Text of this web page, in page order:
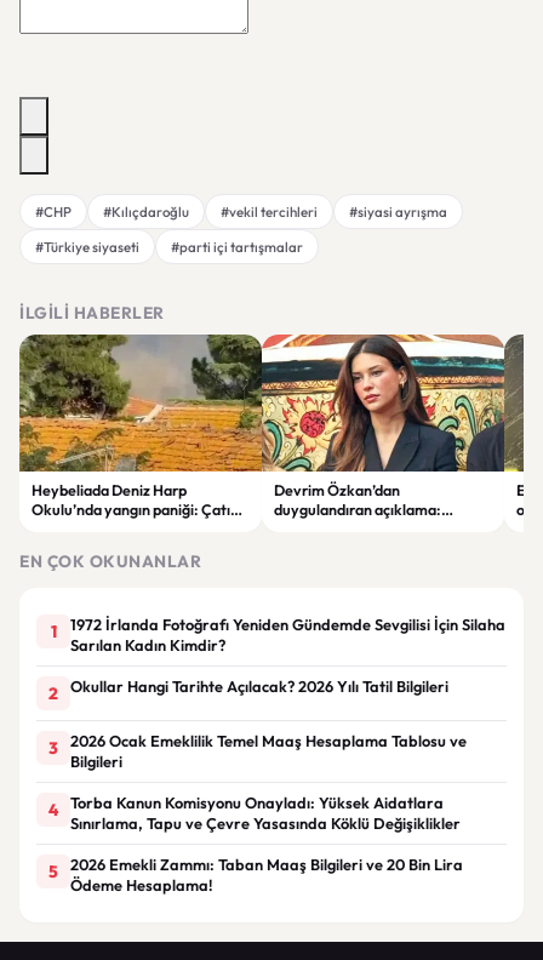
#CHP #Kılıçdaroğlu #vekil tercihleri
#siyasi ayrışma
#Türkiye siyaseti
#parti içi tartışmalar
İLGILI HABERLER
Heybeliada Deniz Harp
Okulu’nda yangın paniği: Çatıda
Devrim Özkan’dan
duygulandıran açıklama:
EN ÇOK OKUNANLAR
1
1972 İrlanda Fotoğrafı Yeniden Gündemde Sevgilisi İçin Silaha
Sarılan Kadın Kimdir?
2 Okullar Hangi Tarihte Açılacak? 2026 Yılı Tatil Bilgileri
3
2026 Ocak Emeklilik Temel Maaş Hesaplama Tablosu ve
Bilgileri
4
Torba Kanun Komisyonu Onayladı: Yüksek Aidatlara
Sınırlama, Tapu ve Çevre Yasasında Köklü Değişiklikler
5
2026 Emekli Zammı: Taban Maaş Bilgileri ve 20 Bin Lira
Ödeme Hesaplama!